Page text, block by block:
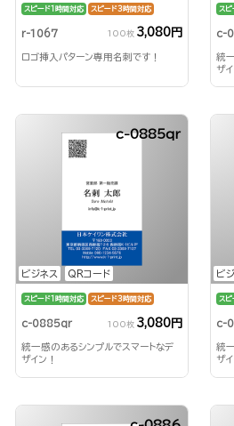
スピード1時間対応 スピード3時間対応
r-1067 100枚 3,080円
ロゴ挿入パターン専用名刺です！
ス
c-
統
ザイ
ビジネス QRコード
c-0885qr
スピード1時間対応 スピード3時間対応
c-0885qr 100枚 3,080円
統一感のあるシンプルでスマートなデ
ザイン！
ビ
ス
c-
統
ザイ